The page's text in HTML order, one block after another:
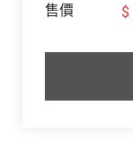
售價 $